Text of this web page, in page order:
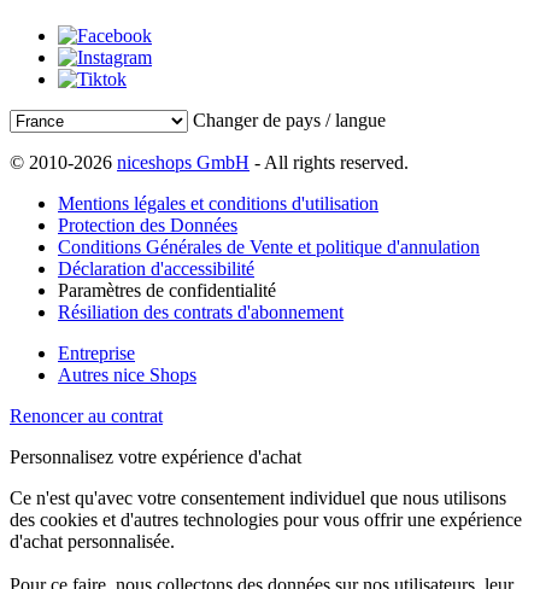
Changer de pays / langue
© 2010-2026 niceshops GmbH - All rights reserved.
Mentions légales et conditions d'utilisation
Protection des Données
Conditions Générales de Vente et politique d'annulation
Déclaration d'accessibilité
Paramètres de confidentialité
Résiliation des contrats d'abonnement
Entreprise
Autres nice Shops
Renoncer au contrat
Personnalisez votre expérience d'achat
Ce n'est qu'avec votre consentement individuel que nous utilisons
des cookies et d'autres technologies pour vous offrir une expérience
d'achat personnalisée.
Pour ce faire, nous collectons des données sur nos utilisateurs, leur